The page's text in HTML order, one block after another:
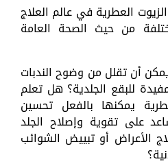
90 نوعًا من الزيوت العطرية في عالم العلاج
من حيث الصحة العامة
أن تقلل من وضوح الندبات
للبقع الجلدية؟ هل تعلم
يمكنها بالفعل تحسين
على تقوية وإصلاح الجلد
الأعراض أو تبييض الشوائب